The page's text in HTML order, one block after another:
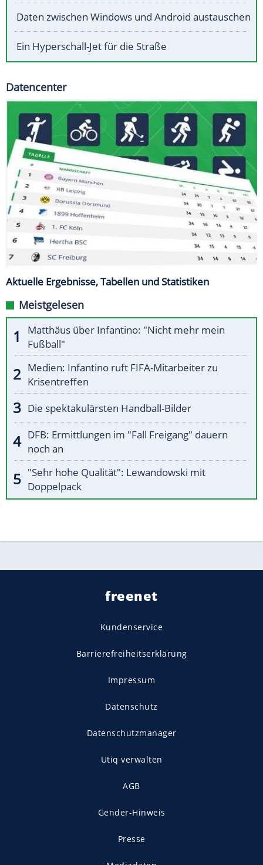
Daten zwischen Windows und Android austauschen
Ein Hyperschall-Jet für die Straße
Datencenter
Aktuelle Ergebnisse, Tabellen und Statistiken
Meistgelesen
Matthäus über Infantino: "Nicht mehr mein
Fußball"
Medien: Infantino ruft FIFA-Mitarbeiter zu
Krisentreffen
Die spektakulärsten Handball-Bilder
DFB: Ermittlungen im "Fall Freigang" dauern
noch an
"Sehr hohe Qualität": Lewandowski mit
Doppelpack
freenet
Kundenservice
Barrierefreiheitserklärung
Impressum
Datenschutz
Datenschutzmanager
Utiq verwalten
AGB
Gender-Hinweis
Presse